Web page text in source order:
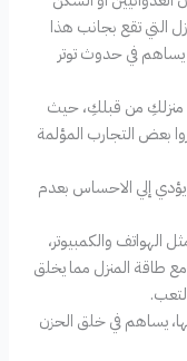
التي تقع بجانب هذا
يساهم في حدوث توتر
من قبلكِ، حيث
بعض التجارب المؤلمة
إلي الاحساس بعدم
الهواتف والكمبيوتر،
طاقة المنزل مما يخلق
يساهم في خلق الحزن